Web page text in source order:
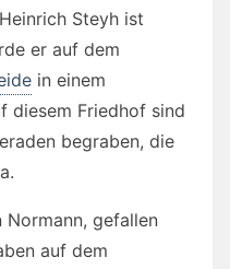
Steyh ist
er auf dem
in einem
diesem Friedhof sind
begraben, die
Normann, gefallen
auf dem